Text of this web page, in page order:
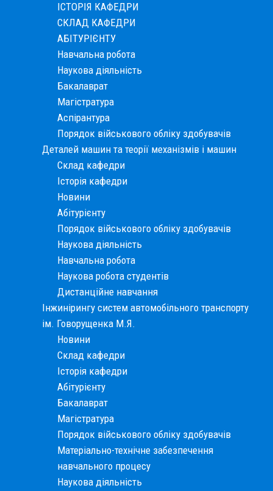
ІСТОРІЯ КАФЕДРИ
СКЛАД КАФЕДРИ
АБІТУРІЄНТУ
Навчальна робота
Наукова діяльність
Бакалаврат
Магістратура
Аспірантура
Порядок військового обліку здобувачів
Деталей машин та теорії механізмів і машин
Склад кафедри
Історія кафедри
Новини
Абітурієнту
Порядок військового обліку здобувачів
Наукова діяльність
Навчальна робота
Наукова робота студентів
Дистанційне навчання
Інжинірингу систем автомобільного транспорту
ім. Говорущенка М.Я.
Новини
Cклад кафедри
Історія кафедри
Абітурієнту
Бакалаврат
Магістратура
Порядок військового обліку здобувачів
Матеріально-технічне забезпечення
навчального процесу
Наукова діяльність